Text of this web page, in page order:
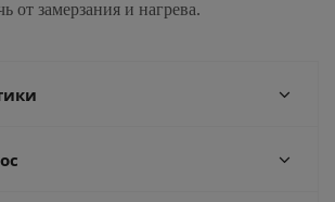
от замерзания и нагрева.